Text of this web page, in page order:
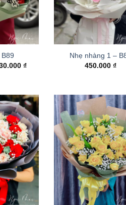
₫Giá
730.000 ₫.
Nhẹ nhàng 1 –
450.000 ₫